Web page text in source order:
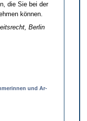
die Sie bei der
kön­nen.
Ber­lin
und Ar­